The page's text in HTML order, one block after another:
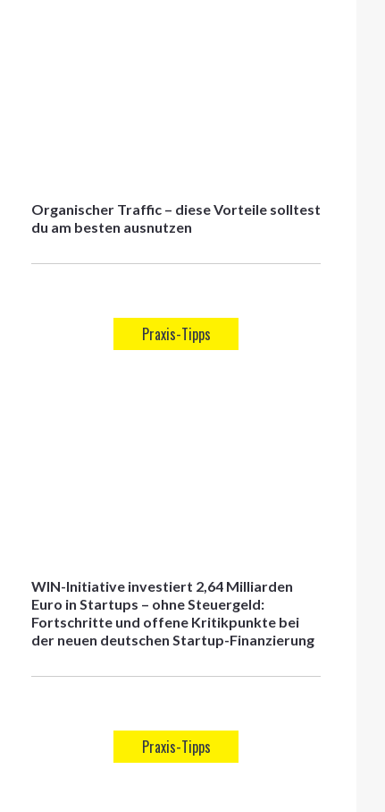
Organischer Traffic – diese Vorteile solltest
du am besten ausnutzen
Praxis-Tipps
WIN-Initiative investiert 2,64 Milliarden
Euro in Startups – ohne Steuergeld:
Fortschritte und offene Kritikpunkte bei
der neuen deutschen Startup-Finanzierung
Praxis-Tipps